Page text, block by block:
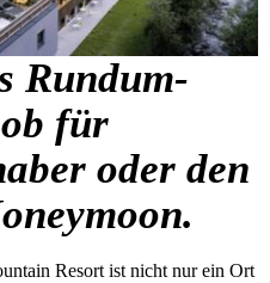
Rundum-
für
oder den
Resort ist nicht nur ein Ort